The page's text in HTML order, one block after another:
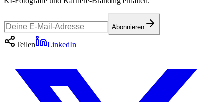
Abonnieren
Teilen LinkedIn